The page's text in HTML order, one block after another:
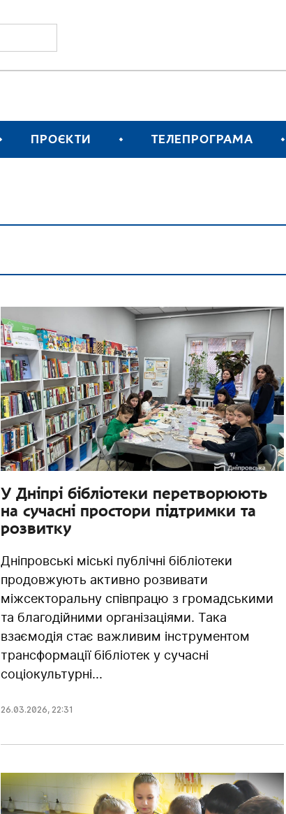
ПРОЄКТИ ТЕЛЕПРОГРАМА
У Дніпрі бібліотеки перетворюють
на сучасні простори підтримки та
розвитку
Дніпровські міські публічні бібліотеки
продовжують активно розвивати
міжсекторальну співпрацю з громадськими
та благодійними організаціями. Така
взаємодія стає важливим інструментом
трансформації бібліотек у сучасні
соціокультурні...
26.03.2026, 22:31